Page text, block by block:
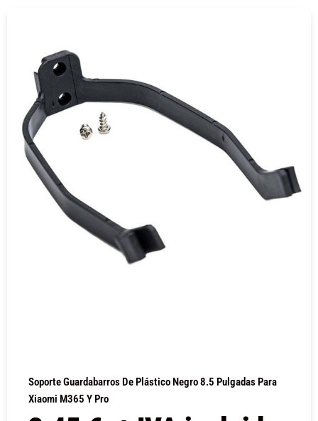
Soporte Guardabarros De Plástico Negro 8.5 Pulgadas Para
Xiaomi M365 Y Pro